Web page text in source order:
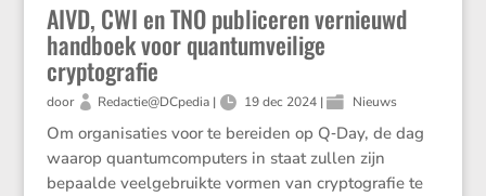
AIVD, CWI en TNO publiceren vernieuwd
handboek voor quantumveilige
cryptografie
door Redactie@DCpedia| 19 dec 2024 | Nieuws
Om organi­sa­ties voor te bereiden op Q‑Day, de dag
waarop quantum­com­pu­ters in staat zullen zijn
bepaalde veelge­bruikte vormen van crypto­grafie te